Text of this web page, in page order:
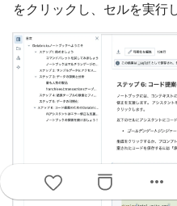
をクリックし、セルを実行
more_horiz